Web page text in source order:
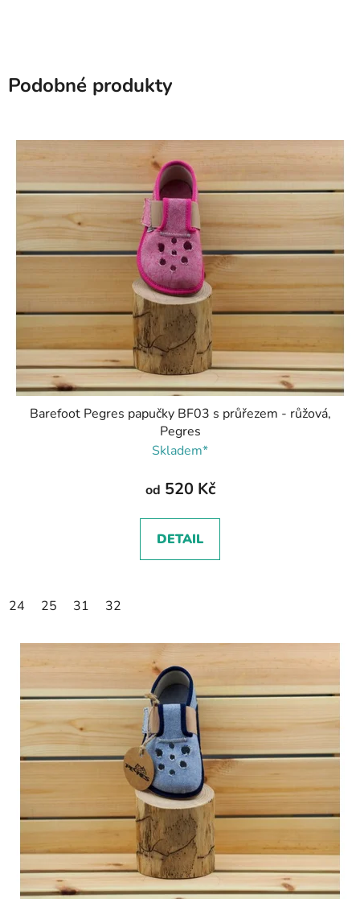
Podobné produkty
Barefoot Pegres papučky BF03 s průřezem - růžová,
Pegres
Skladem*
od 520 Kč
DETAIL
24 25 31 32